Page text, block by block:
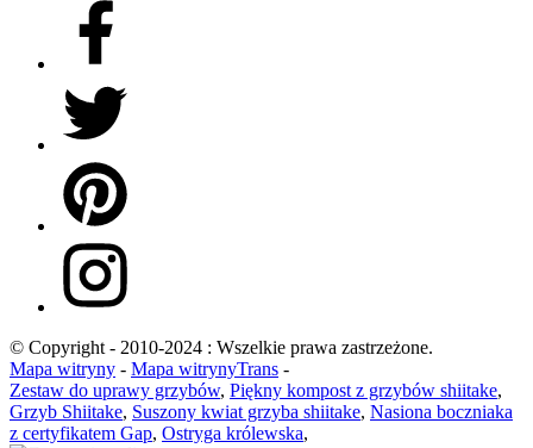
© Copyright - 2010-2024 : Wszelkie prawa zastrzeżone.
Mapa witryny - Mapa witrynyTrans -
Zestaw do uprawy grzybów, Piękny kompost z grzybów shiitake,
Grzyb Shiitake, Suszony kwiat grzyba shiitake, Nasiona boczniaka
z certyfikatem Gap, Ostryga królewska,